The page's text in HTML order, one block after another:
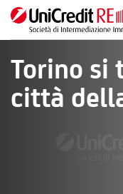
Torino si
città